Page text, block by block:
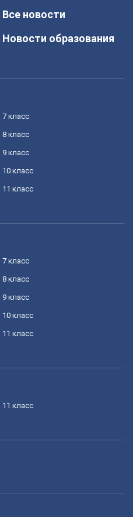
Все новости
Новости образования
7 класс
8 класс
9 класс
10 класс
11 класс
7 класс
8 класс
9 класс
10 класс
11 класс
11 класс